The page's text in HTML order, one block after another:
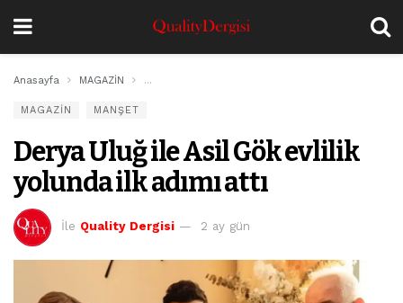
Anasayfa MAGAZİN Derya Uluğ ile Asil Gök evlilik yolunda ilk adımı attı
MAGAZİN MANŞET
Derya Uluğ ile Asil Gök evlilik
yolunda ilk adımı attı
İle Quality Dergisi 2 ay gün